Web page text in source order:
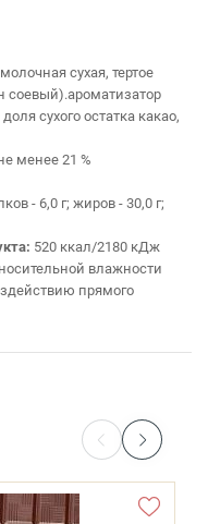
сухая, тертое
соевый).ароматизатор
сухого остатка какао,
менее 21 %
- 6,0 г; жиров - 30,0 г;
520 ккал/2180 кДж
влажности
прямого